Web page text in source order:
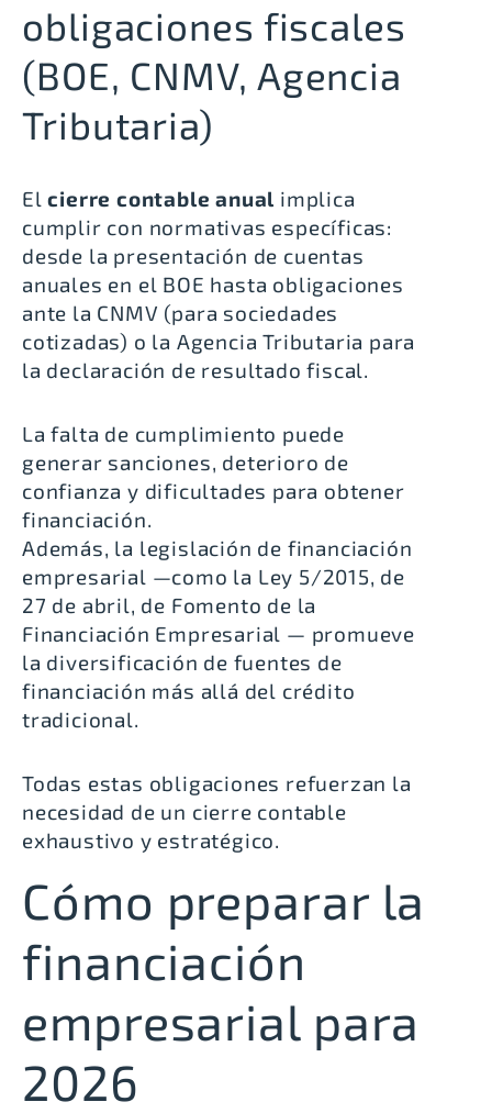
obligaciones fiscales
(BOE, CNMV, Agencia
Tributaria)
Elcierre contable anual implica
cumplir con normativas específicas:
desde la presentación de cuentas
anuales en el BOE hasta obligaciones
ante la CNMV (para sociedades
cotizadas) o la Agencia Tributaria para
la declaración de resultado fiscal.
La falta de cumplimiento puede
generar sanciones, deterioro de
confianza y dificultades para obtener
financiación.
Además, la legislación de financiación
empresarial —como la Ley 5/2015, de
27 de abril, de Fomento de la
Financiación Empresarial — promueve
la diversificación de fuentes de
financiación más allá del crédito
tradicional.
Todas estas obligaciones refuerzan la
necesidad de un cierre contable
exhaustivo y estratégico.
Cómo preparar la
financiación
empresarial para
2026